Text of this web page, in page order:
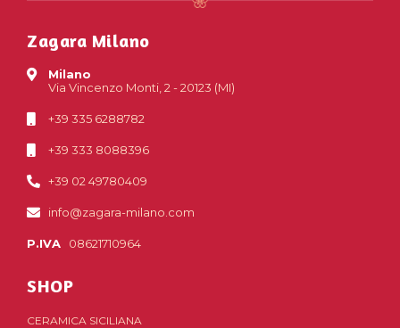
Zagara Milano
Milano
Via Vincenzo Monti, 2 - 20123 (MI)
+39 335 6288782
+39 333 8088396
+39 02 49780409
info@zagara-milano.com
P.IVA 08621710964
SHOP
CERAMICA SICILIANA